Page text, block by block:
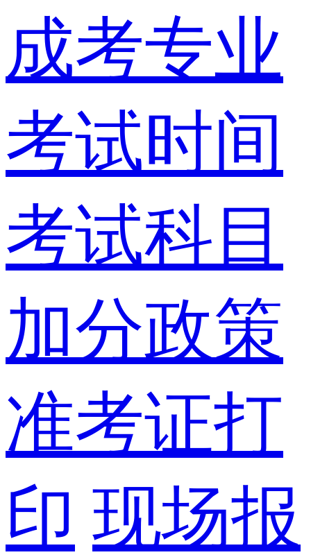
成考专业
考试时间
考试科目
加分政策
准考证打
印 现场报